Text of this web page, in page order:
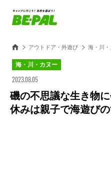
アウトドア・外遊び 海・川・
海・川・カヌー
2023.08.05
磯の不思議な生き物
休みは親子で海遊び